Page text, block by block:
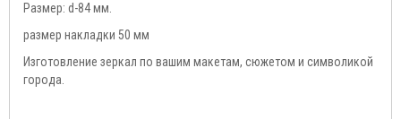
Размер: d-84 мм.
размер накладки 50 мм
Изготовление зеркал по вашим макетам, сюжетом и символикой
города.